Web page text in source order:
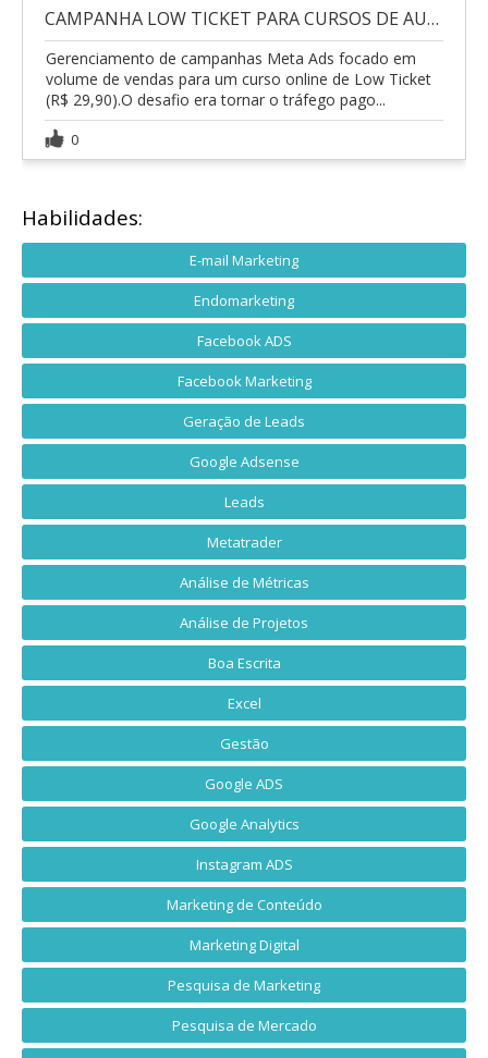
CAMPANHA LOW TICKET PARA CURSOS DE AUTOCUIDADO
Gerenciamento de campanhas Meta Ads focado em
volume de vendas para um curso online de Low Ticket
(R$ 29,90).O desafio era tornar o tráfego pago...
0
Habilidades:
E-mail Marketing
Endomarketing
Facebook ADS
Facebook Marketing
Geração de Leads
Google Adsense
Leads
Metatrader
Análise de Métricas
Análise de Projetos
Boa Escrita
Excel
Gestão
Google ADS
Google Analytics
Instagram ADS
Marketing de Conteúdo
Marketing Digital
Pesquisa de Marketing
Pesquisa de Mercado